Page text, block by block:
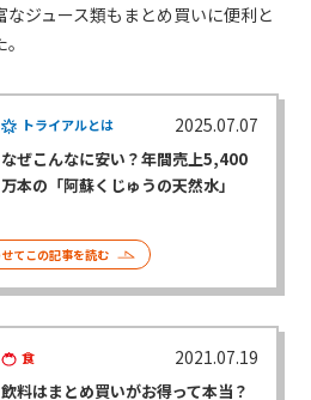
ジュース類もまとめ買いに便利と
トライアルとは 2025.07.07
なぜこんなに安い？年間売上5,400
万本の「阿蘇くじゅうの天然水」
てこの記事を読む
食 2021.07.19
飲料はまとめ買いがお得って本当？